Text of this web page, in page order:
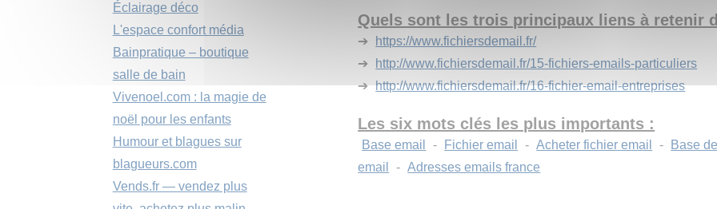
Quels sont les trois principaux liens à retenir
➔
https://www.fichiersdemail.fr/
➔
http://www.fichiersdemail.fr/15-fichiers-emails-particuliers
➔ http://www.fichiersdemail.fr/16-fichier-email-entreprises
Les six mots clés les plus importants :
Base email - Fichier email - Acheter fichier email - Base
email
- Adresses emails france
Éclairage déco
L'espace confort média
Bainpratique – boutique
salle de bain
Vivenoel.com : la magie de
noël pour les enfants
Humour et blagues sur
blagueurs.com
Vends.fr — vendez plus